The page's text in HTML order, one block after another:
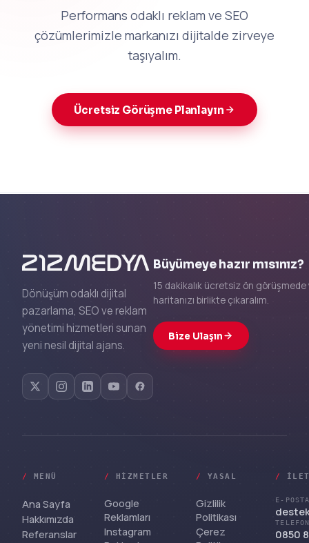
Performans odaklı reklam ve SEO
çözümlerimizle markanızı dijitalde zirveye
taşıyalım.
Ücretsiz Görüşme Planlayın
Dönüşüm odaklı dijital
pazarlama, SEO ve reklam
yönetimi hizmetleri sunan
yeni nesil dijital ajans.
Büyümeye hazır mısınız?
15 dakikalık ücretsiz ön görüşmede
haritanızı birlikte çıkaralım.
Bize Ulaşın
/ MENÜ
Ana Sayfa
Hakkımızda
Referanslar
/ HIZMETLER
Google
Reklamları
Instagram
/ YASAL
Gizlilik
Politikası
Çerez
/
E-
0850